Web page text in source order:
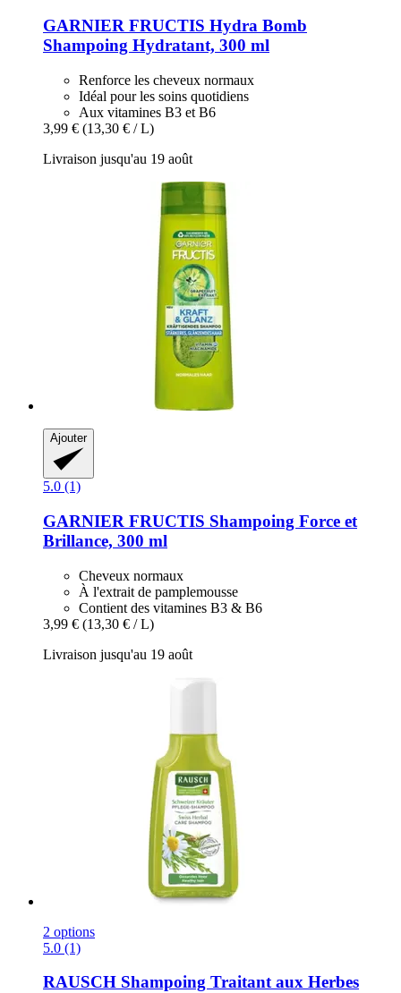
GARNIER FRUCTIS Hydra Bomb
Shampoing Hydratant, 300 ml
Renforce les cheveux normaux
Idéal pour les soins quotidiens
Aux vitamines B3 et B6
3,99 € (13,30 € / L)
Livraison jusqu'au 19 août
Ajouter
5.0 (1)
GARNIER FRUCTIS Shampoing Force et
Brillance, 300 ml
Cheveux normaux
À l'extrait de pamplemousse
Contient des vitamines B3 & B6
3,99 € (13,30 € / L)
Livraison jusqu'au 19 août
2 options
5.0 (1)
RAUSCH Shampoing Traitant aux Herbes